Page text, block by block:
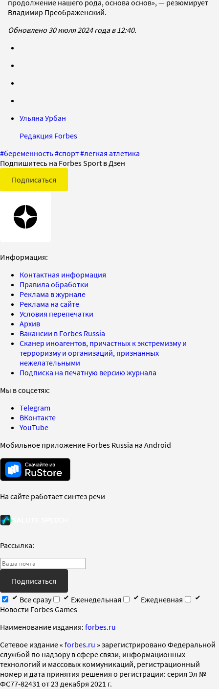
продолжение нашего рода, основа основ», — резюмирует
Владимир Преображенский.
Обновлено 30 июля 2024 года в 12:40.
Ульяна Урбан
Редакция Forbes
#беременность#спорт#легкая атлетика
Подпишитесь на Forbes Sport в Дзен
Подписаться
Информация:
Контактная информация
Правила обработки
Реклама в журнале
Реклама на сайте
Условия перепечатки
Архив
Вакансии в Forbes Russia
Сканер иноагентов, причастных к экстремизму и
терроризму и организаций, признанных
нежелательными
Подписка на печатную версию журнала
Мы в соцсетях:
Telegram
ВКонтакте
YouTube
Мобильное приложение Forbes Russia на Android
На сайте работает синтез речи
Рассылка:
Подписаться
Все сразу
Еженедельная
Ежедневная
Новости Forbes Games
Наименование издания: forbes.ru
Cетевое издание « forbes.ru » зарегистрировано Федеральной
службой по надзору в сфере связи, информационных
технологий и массовых коммуникаций, регистрационный
номер и дата принятия решения о регистрации: серия Эл №
ФС77-82431 от 23 декабря 2021 г.